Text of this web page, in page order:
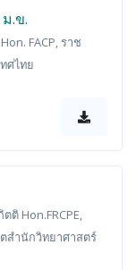
.ข.
FACP, ราช
ศไทย
Hon.FRCPE,
ตสำนักวิทยาศาสตร์